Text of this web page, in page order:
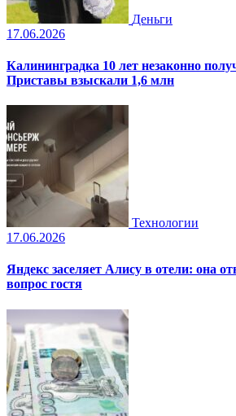
Деньги
17.06.2026
Калининградка 10 лет незаконно
Приставы взыскали 1,6 млн
Технологии
17.06.2026
Яндекс заселяет Алису в отели: она
вопрос гостя